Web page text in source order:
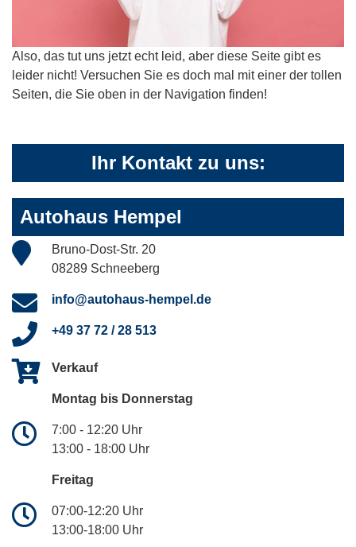
Also, das tut uns jetzt echt leid, aber diese Seite gibt es
leider nicht! Versuchen Sie es doch mal mit einer der tollen
Seiten, die Sie oben in der Navigation finden!
Ihr Kontakt zu uns:
Autohaus Hempel
Bruno-Dost-Str. 20
08289 Schneeberg
info@autohaus-hempel.de
+49 37 72 / 28 513
Verkauf
Montag bis Donnerstag
7:00 - 12:20 Uhr
13:00 - 18:00 Uhr
Freitag
07:00-12:20 Uhr
13:00-18:00 Uhr